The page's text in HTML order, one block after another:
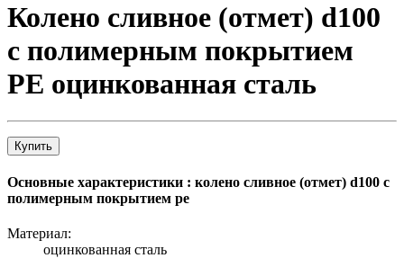
Колено сливное (отмет) d100
с полимерным покрытием
PE оцинкованная сталь
Купить
Основные характеристики : колено сливное (отмет) d100 с
полимерным покрытием pe
Материал:
оцинкованная сталь